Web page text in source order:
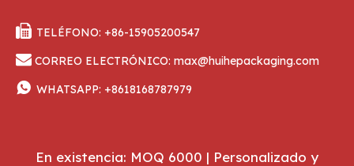
 TELÉFONO: +86-15905200547
 CORREO ELECTRÓNICO: max@huihepackaging.com
 WHATSAPP: +8618168787979
En existencia: MOQ 6000 | Personalizado y